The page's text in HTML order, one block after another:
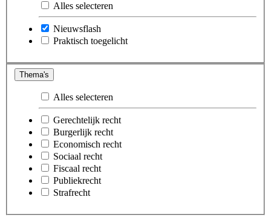
Alles selecteren
Nieuwsflash
Praktisch toegelicht
Thema's
Alles selecteren
Gerechtelijk recht
Burgerlijk recht
Economisch recht
Sociaal recht
Fiscaal recht
Publiekrecht
Strafrecht